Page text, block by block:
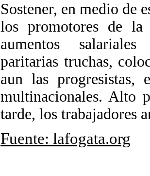
Sostener, en medio de
los promotores de la
aumentos
paritarias truchas,
aun las progresistas,
multinacionales. Alto
tarde, los trabajadores
Fuente: lafogata.org